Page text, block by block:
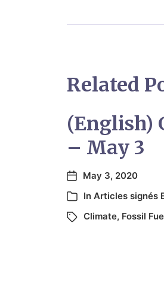
Related
(English)
– May 3
May 3, 2020
In Articles signés
Climate, Fossil